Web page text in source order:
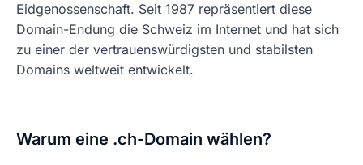
Eidgenossenschaft. Seit 1987 repräsentiert diese
Domain-Endung die Schweiz im Internet und hat sich
zu einer der vertrauenswürdigsten und stabilsten
Domains weltweit entwickelt.
Warum eine .ch-Domain wählen?